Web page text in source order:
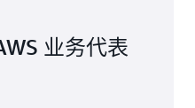
业务代表